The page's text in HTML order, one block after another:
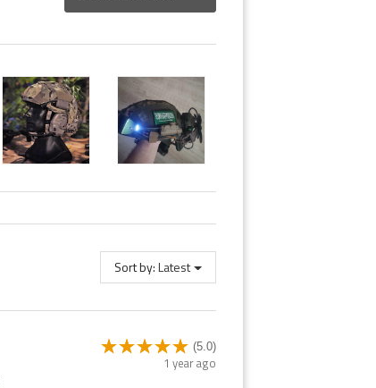
Sort by:Latest
(5.0)
1 year ago